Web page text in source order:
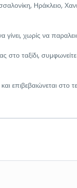
Ηράκλειο,
χωρίς να
ταξίδι,
επιβεβαιώνεται στο